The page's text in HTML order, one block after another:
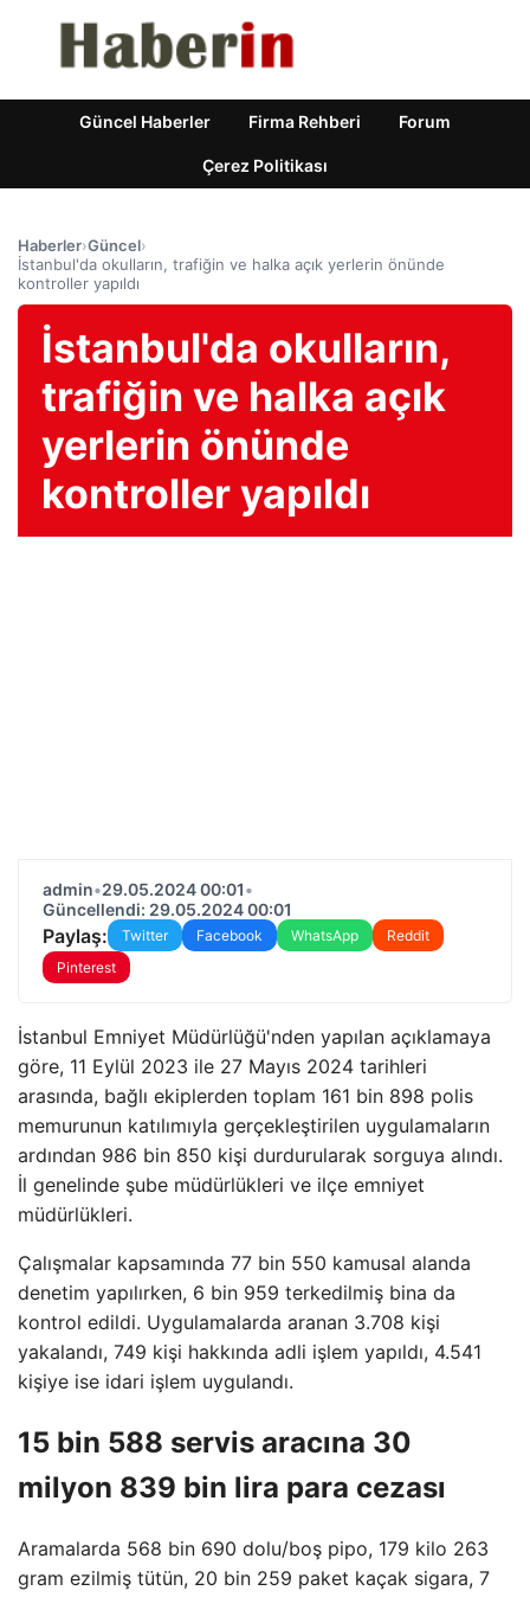
Güncel Haberler Firma Rehberi Forum
Çerez Politikası
Haberler›Güncel›
İstanbul'da okulların, trafiğin ve halka açık yerlerin önünde
kontroller yapıldı
İstanbul'da okulların,
trafiğin ve halka açık
yerlerin önünde
kontroller yapıldı
admin•29.05.2024 00:01•
Güncellendi: 29.05.2024 00:01
Paylaş: Twitter Facebook WhatsApp
Reddit
Pinterest
İstanbul Emniyet Müdürlüğü'nden yapılan açıklamaya
göre, 11 Eylül 2023 ile 27 Mayıs 2024 tarihleri ​​
arasında, bağlı ekiplerden toplam 161 bin 898 polis
memurunun katılımıyla gerçekleştirilen uygulamaların
ardından 986 bin 850 kişi durdurularak sorguya alındı.
İl genelinde şube müdürlükleri ve ilçe emniyet
müdürlükleri.
Çalışmalar kapsamında 77 bin 550 kamusal alanda
denetim yapılırken, 6 bin 959 terkedilmiş bina da
kontrol edildi. Uygulamalarda aranan 3.708 kişi
yakalandı, 749 kişi hakkında adli işlem yapıldı, 4.541
kişiye ise idari işlem uygulandı.
15 bin 588 servis aracına 30
milyon 839 bin lira para cezası
Aramalarda 568 bin 690 dolu/boş pipo, 179 kilo 263
gram ezilmiş tütün, 20 bin 259 paket kaçak sigara, 7